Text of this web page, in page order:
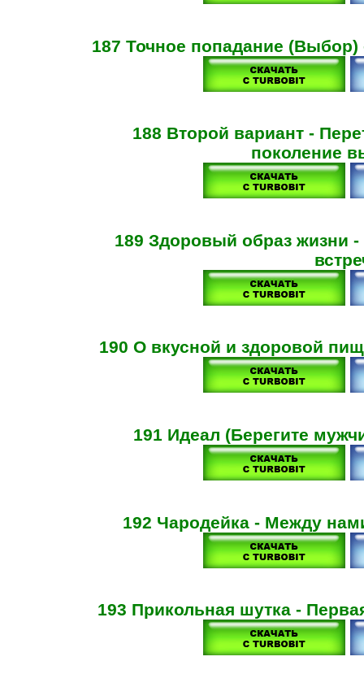
187 Точное попадание
188 Второй вариант -
поколение
189 Здоровый образ жизни
190 О вкусной и здоровой
191 Идеал (Берегите
192 Чародейка - Между
193 Прикольная шутка -